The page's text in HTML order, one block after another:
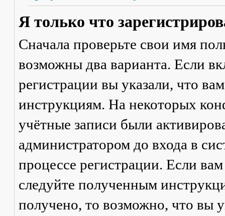
Я только что
Сначала проверьте свои имя
возможны два варианта. Если
регистрации вы указали, что
инструкциям. На некоторых
учётные записи были
администратором до входа в
процессе регистрации. Если
следуйте полученным
получено, то возможно, что вы